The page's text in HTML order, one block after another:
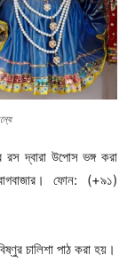
রস দ্বারা উপোস ভঙ্গ করা
ফোন: (+৯১)
চালিশা পাঠ করা হয়।